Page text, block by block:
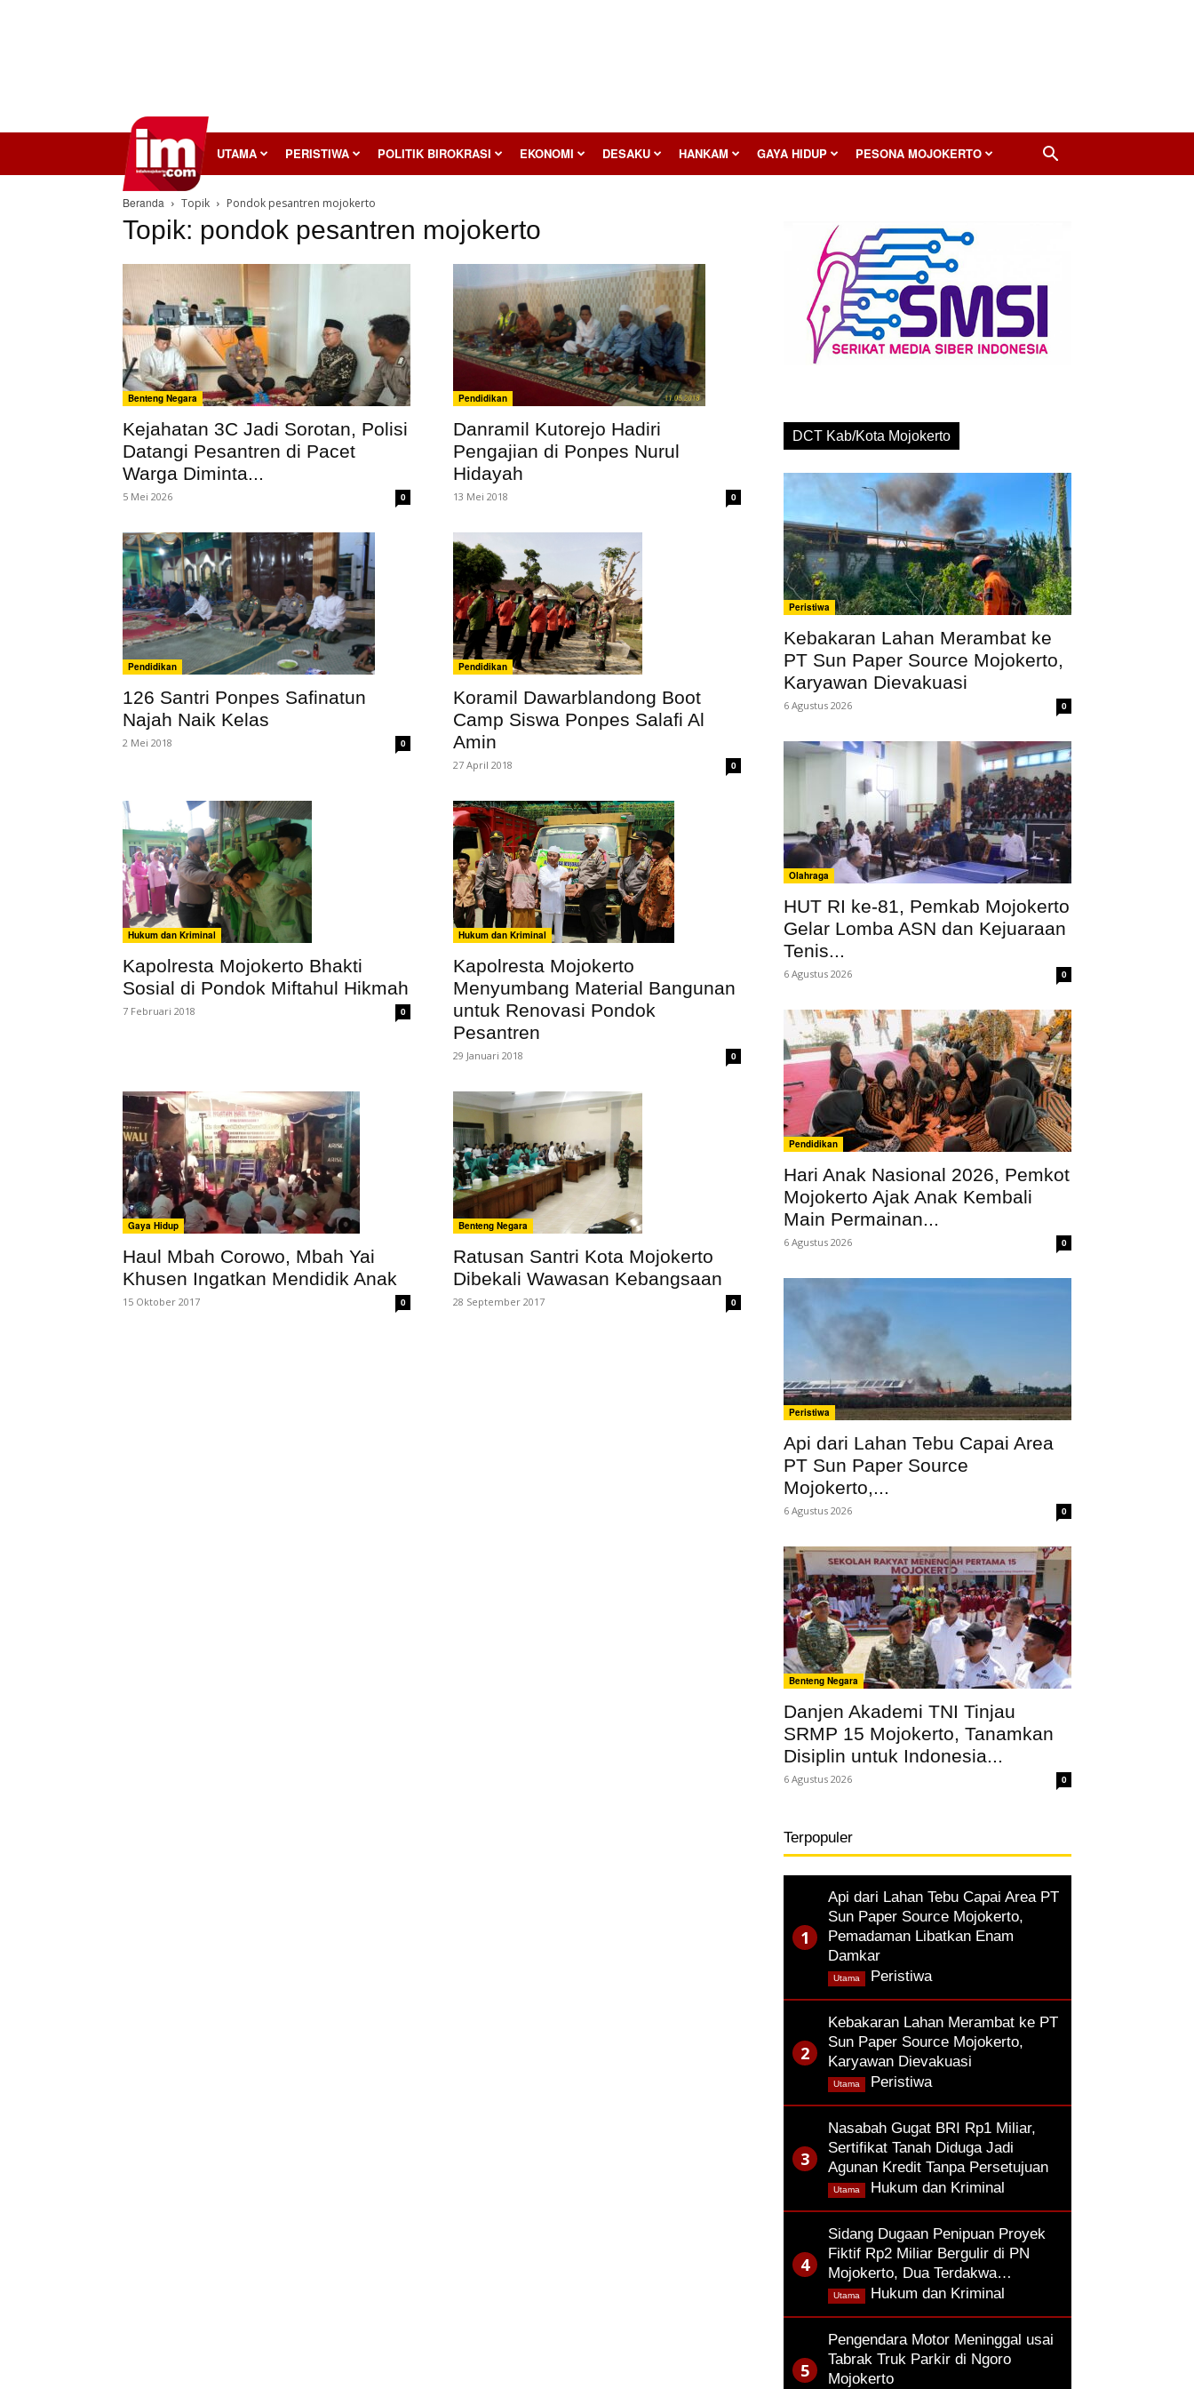
InilahMojokerto UTAMA PERISTIWA POLITIK BIROKRASI EKONOMI DESAKU HANKAM GAYA HIDUP PESONA MOJOKERTO
Beranda Topik Pondok pesantren mojokerto
Topik: pondok pesantren mojokerto
Benteng Negara
Kejahatan 3C Jadi Sorotan, Polisi
Datangi Pesantren di Pacet
Warga Diminta...
5 Mei 2026 0
Pendidikan
Danramil Kutorejo Hadiri
Pengajian di Ponpes Nurul
Hidayah
13 Mei 2018 0
Pendidikan
126 Santri Ponpes Safinatun
Najah Naik Kelas
2 Mei 2018 0
Pendidikan
Koramil Dawarblandong Boot
Camp Siswa Ponpes Salafi Al
Amin
27 April 2018 0
Hukum dan Kriminal
Kapolresta Mojokerto Bhakti
Sosial di Pondok Miftahul Hikmah
7 Februari 2018 0
Hukum dan Kriminal
Kapolresta Mojokerto
Menyumbang Material Bangunan
untuk Renovasi Pondok
Pesantren
29 Januari 2018 0
Gaya Hidup
Haul Mbah Corowo, Mbah Yai
Khusen Ingatkan Mendidik Anak
15 Oktober 2017 0
Benteng Negara
Ratusan Santri Kota Mojokerto
Dibekali Wawasan Kebangsaan
28 September 2017 0
DCT Kab/Kota Mojokerto
Peristiwa
Kebakaran Lahan Merambat ke
PT Sun Paper Source Mojokerto,
Karyawan Dievakuasi
6 Agustus 2026 0
Olahraga
HUT RI ke-81, Pemkab Mojokerto
Gelar Lomba ASN dan Kejuaraan
Tenis...
6 Agustus 2026 0
Pendidikan
Hari Anak Nasional 2026, Pemkot
Mojokerto Ajak Anak Kembali
Main Permainan...
6 Agustus 2026 0
Peristiwa
Api dari Lahan Tebu Capai Area
PT Sun Paper Source
Mojokerto,...
6 Agustus 2026 0
Benteng Negara
Danjen Akademi TNI Tinjau
SRMP 15 Mojokerto, Tanamkan
Disiplin untuk Indonesia...
6 Agustus 2026 0
Terpopuler
Api dari Lahan Tebu Capai Area PT
Sun Paper Source Mojokerto,
Pemadaman Libatkan Enam
Damkar
Peristiwa,
Utama
Kebakaran Lahan Merambat ke PT
Sun Paper Source Mojokerto,
Karyawan Dievakuasi
Peristiwa,
Utama
Nasabah Gugat BRI Rp1 Miliar,
Sertifikat Tanah Diduga Jadi
Agunan Kredit Tanpa Persetujuan
Hukum dan Kriminal
Utama
Sidang Dugaan Penipuan Proyek
Fiktif Rp2 Miliar Bergulir di PN
Mojokerto, Dua Terdakwa…
Hukum dan Kriminal
Utama
Pengendara Motor Meninggal usai
Tabrak Truk Parkir di Ngoro
Mojokerto